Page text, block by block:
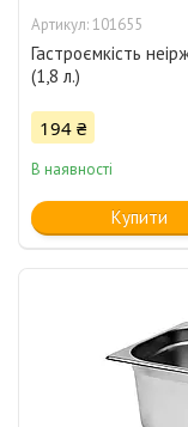
101655
Гастроємкість
(1,8 л.)
194 ₴
В наявності
Купити